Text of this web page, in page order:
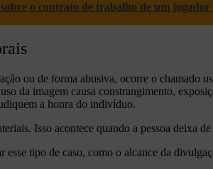
o contrato de trabalho de um jogador
ou de forma abusiva, ocorre o
da imagem causa constrangimento,
a honra do indivíduo.
Isso acontece quando a pessoa deixa
tipo de caso, como o alcance da